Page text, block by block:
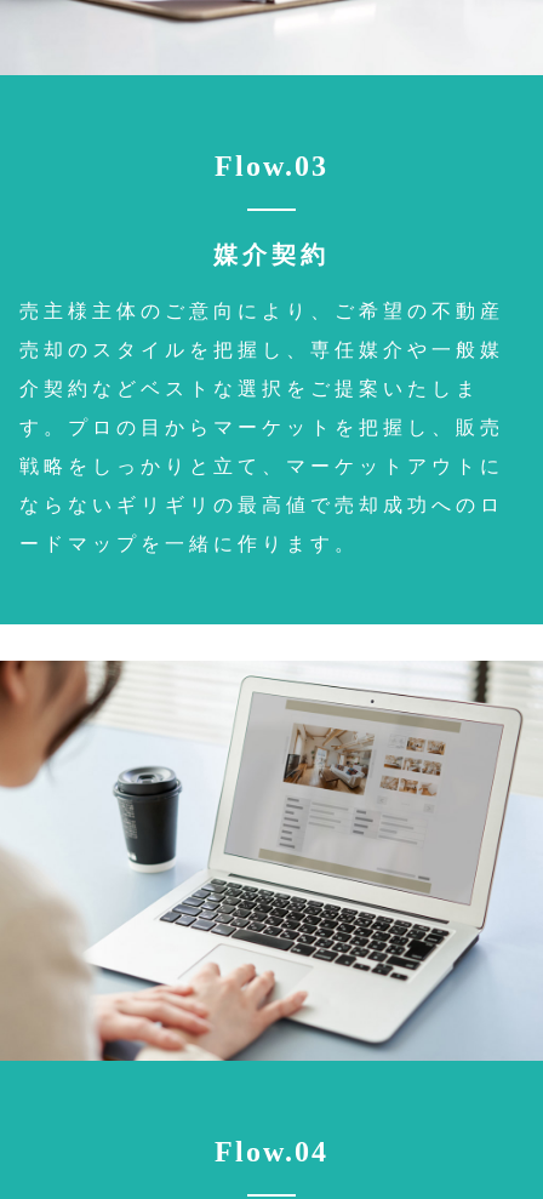
Flow.03
媒介契約
売主様主体のご意向により、ご希望の不動産
売却のスタイルを把握し、専任媒介や一般媒
介契約などベストな選択をご提案いたしま
す。プロの目からマーケットを把握し、販売
戦略をしっかりと立て、マーケットアウトに
ならないギリギリの最高値で売却成功へのロ
ードマップを一緒に作ります。
Flow.04